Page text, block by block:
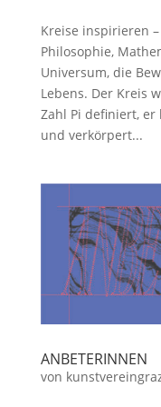
Kreise inspirieren
Philosophie,
Universum, die
Lebens. Der Kreis
Zahl Pi definiert, er
und verkörpert...
ANBETERINNEN
von